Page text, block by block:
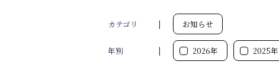
カテゴリ お知らせ
年別 2026年 2025年